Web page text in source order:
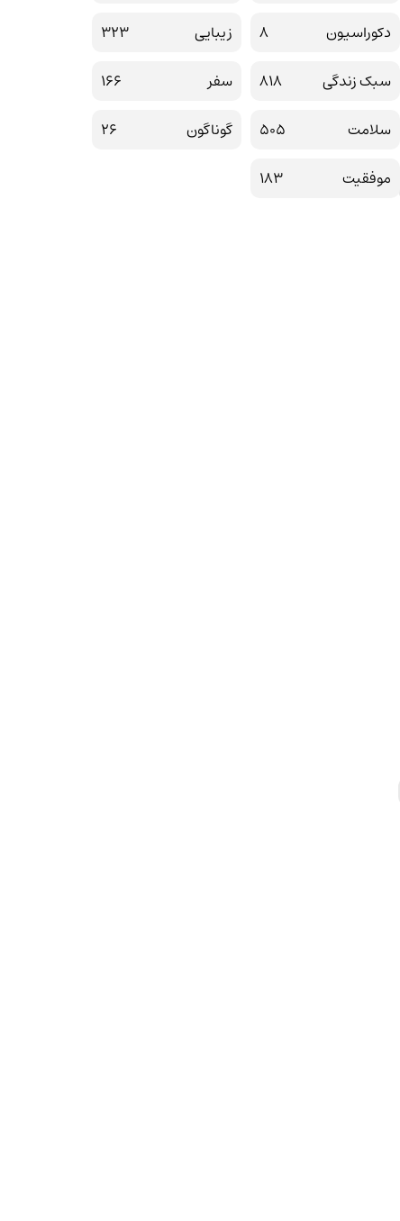
دکوراسیون
8 زیبایی
323
سبک زندگی
818 سفر
166
سلامت
505 گوناگون
26
موفقیت
183